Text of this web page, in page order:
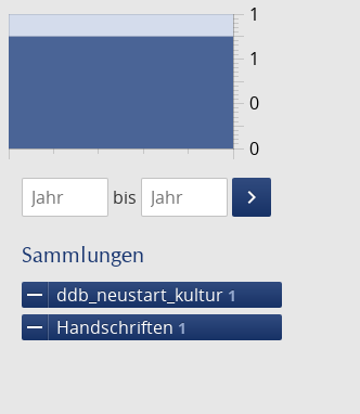
0
1
0
1
1474
1475
bis
keyboard_arrow_right
Suche
Sammlungen
remove ddb_neustart_kultur 1
remove Handschriften 1